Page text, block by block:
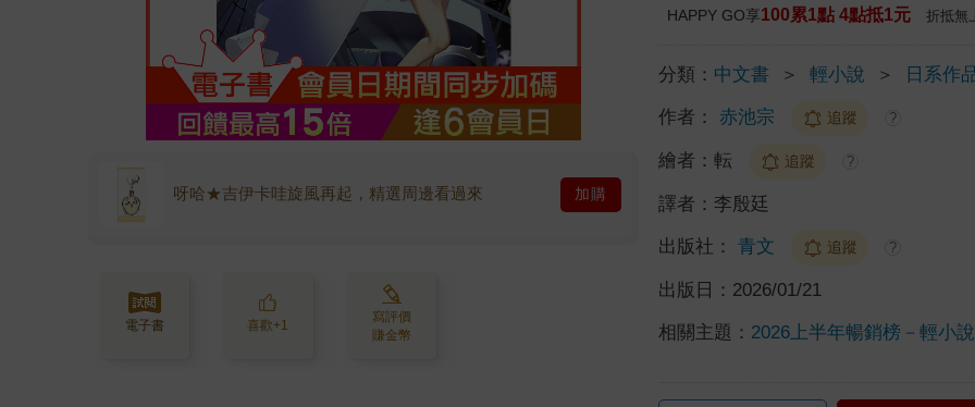
呀哈★吉伊卡哇旋風再起，精選周邊看過來 加購
電子書 喜歡+1
寫評價
賺金幣
HAPPY GO享100累1點 4點抵1元 折抵無
分類： 中文書 ＞ 輕小說 ＞ 日系作
作者： 赤池宗 追蹤 ?
繪者：転 追蹤 ?
譯者： 李殷廷
出版社： 青文 追蹤 ?
出版日： 2026/01/21
相關主題： 2026上半年暢銷榜－輕小